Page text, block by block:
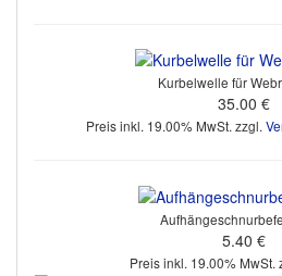
Kurbelwelle für
35.00 €
Preis inkl. 19.00% MwSt. zzgl.
5.40 €
Preis inkl. 19.00% MwSt.